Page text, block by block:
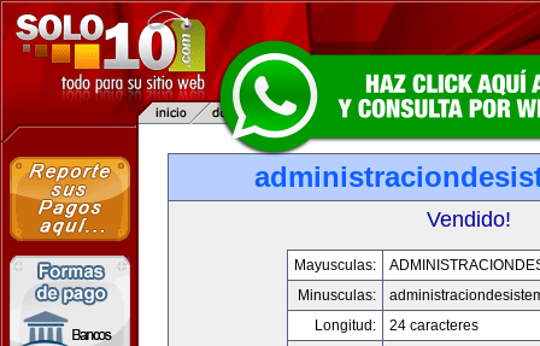
Vendido!
Mayusculas:
Minusculas:
Longitud:
24 caracteres